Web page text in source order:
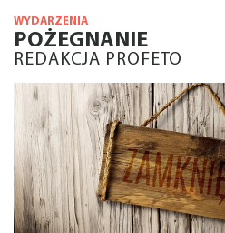
WYDARZENIA
POŻEGNANIE
REDAKCJA PROFETO